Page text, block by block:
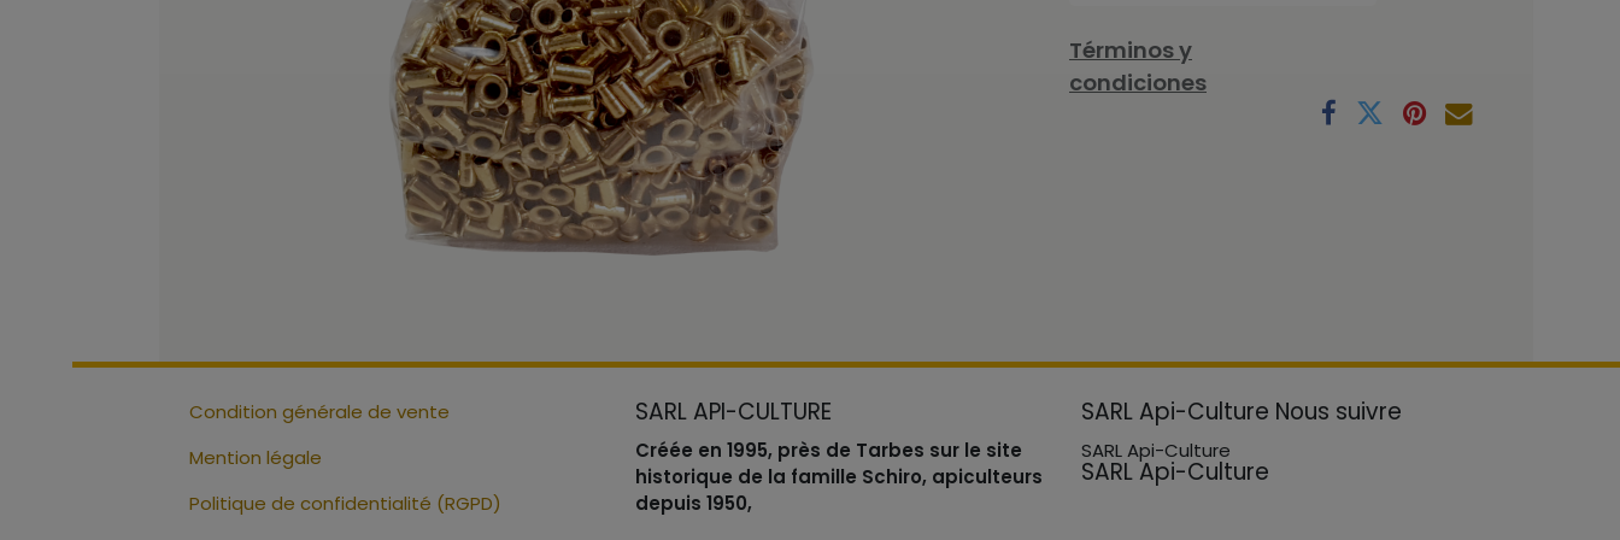
Términos y
condiciones
Condition générale de vente
Mention légale
Politique de confidentialité (RGPD)
SARL API-CULTURE
Créée en 1995, près de Tarbes sur le site
historique de la famille Schiro, apiculteurs
depuis 1950,
SARL Api-Culture Nous suivre
SARL Api-Culture
SARL Api-Culture